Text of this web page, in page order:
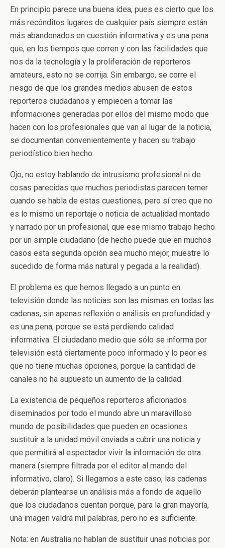
En principio parece una buena idea, pues es cierto que los
más recónditos lugares de cualquier país siempre están
más abandonados en cuestión informativa y es una pena
que, en los tiempos que corren y con las facilidades que
nos da la tecnología y la proliferación de reporteros
amateurs, esto no se corrija. Sin embargo, se corre el
riesgo de que los grandes medios abusen de estos
reporteros ciudadanos y empiecen a tomar las
informaciones generadas por ellos del mismo modo que
hacen con los profesionales que van al lugar de la noticia,
se documentan convenientemente y hacen su trabajo
periodístico bien hecho.
Ojo, no estoy hablando de intrusismo profesional ni de
cosas parecidas que muchos periodistas parecen temer
cuando se habla de estas cuestiones, pero sí creo que no
es lo mismo un reportaje o noticia de actualidad montado
y narrado por un profesional, que ese mismo trabajo hecho
por un simple ciudadano (de hecho puede que en muchos
casos esta segunda opción sea mucho mejor, muestre lo
sucedido de forma más natural y pegada a la realidad).
El problema es que hemos llegado a un punto en
televisión donde las noticias son las mismas en todas las
cadenas, sin apenas reflexión o análisis en profundidad y
es una pena, porque se está perdiendo calidad
informativa. El ciudadano medio que sólo se informa por
televisión está ciertamente poco informado y lo peor es
que no tiene muchas opciones, porque la cantidad de
canales no ha supuesto un aumento de la calidad.
La existencia de pequeños reporteros aficionados
diseminados por todo el mundo abre un maravilloso
mundo de posibilidades que pueden en ocasiones
sustituir a la unidad móvil enviada a cubrir una noticia y
que permitirá al espectador vivir la información de otra
manera (siempre filtrada por el editor al mando del
informativo, claro). Si llegamos a este caso, las cadenas
deberán plantearse un análisis más a fondo de aquello
que los ciudadanos cuentan porque, para la gran mayoría,
una imagen valdrá mil palabras, pero no es suficiente.
Nota: en Australia no hablan de sustituir unas noticias por